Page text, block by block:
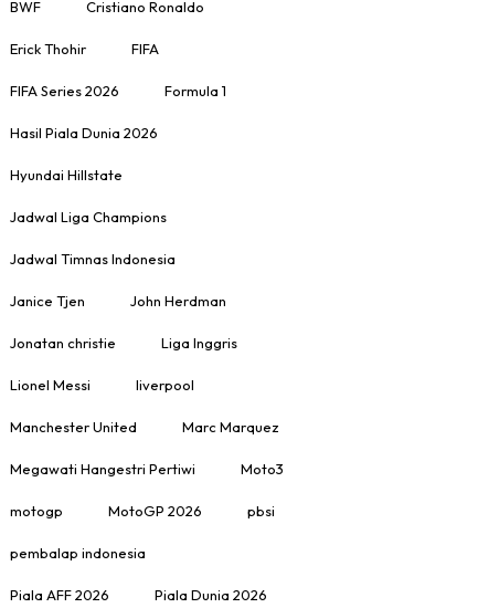
BWF Cristiano Ronaldo
Erick Thohir FIFA
FIFA Series 2026 Formula 1
Hasil Piala Dunia 2026
Hyundai Hillstate
Jadwal Liga Champions
Jadwal Timnas Indonesia
Janice Tjen John Herdman
Jonatan christie Liga Inggris
Lionel Messi liverpool
Manchester United Marc Marquez
Megawati Hangestri Pertiwi Moto3
motogp MotoGP 2026 pbsi
pembalap indonesia
Piala AFF 2026 Piala Dunia 2026